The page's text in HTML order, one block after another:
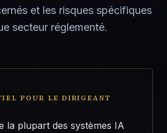
et les risques spécifiques
secteur réglementé.
POUR LE DIRIGEANT
la plupart des systèmes IA